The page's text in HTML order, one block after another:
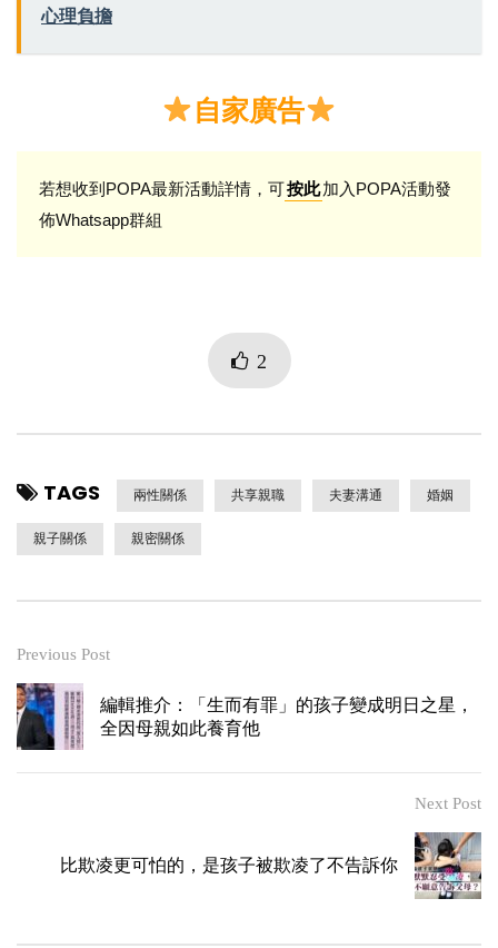
心理負擔
自家廣告
若想收到POPA最新活動詳情，可按此加入POPA活動發
佈Whatsapp群組
2
TAGS 兩性關係 共享親職 夫妻溝通 婚姻
親子關係 親密關係
Previous Post
編輯推介：「生而有罪」的孩子變成明日之星，
全因母親如此養育他
Next Post
比欺凌更可怕的，是孩子被欺凌了不告訴你